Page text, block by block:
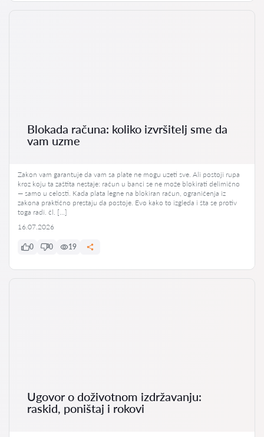
Blokada računa: koliko izvršitelj sme da
vam uzme
Zakon vam garantuje da vam sa plate ne mogu uzeti sve. Ali postoji rupa
kroz koju ta zaštita nestaje: račun u banci se ne može blokirati delimično
— samo u celosti. Kada plata legne na blokiran račun, ograničenja iz
zakona praktično prestaju da postoje. Evo kako to izgleda i šta se protiv
toga radi. čl. […]
16.07.2026
0 0 19
Ugovor o doživotnom izdržavanju:
raskid, poništaj i rokovi